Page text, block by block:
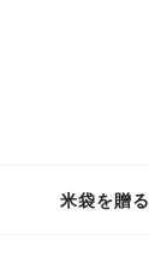
米袋を贈る